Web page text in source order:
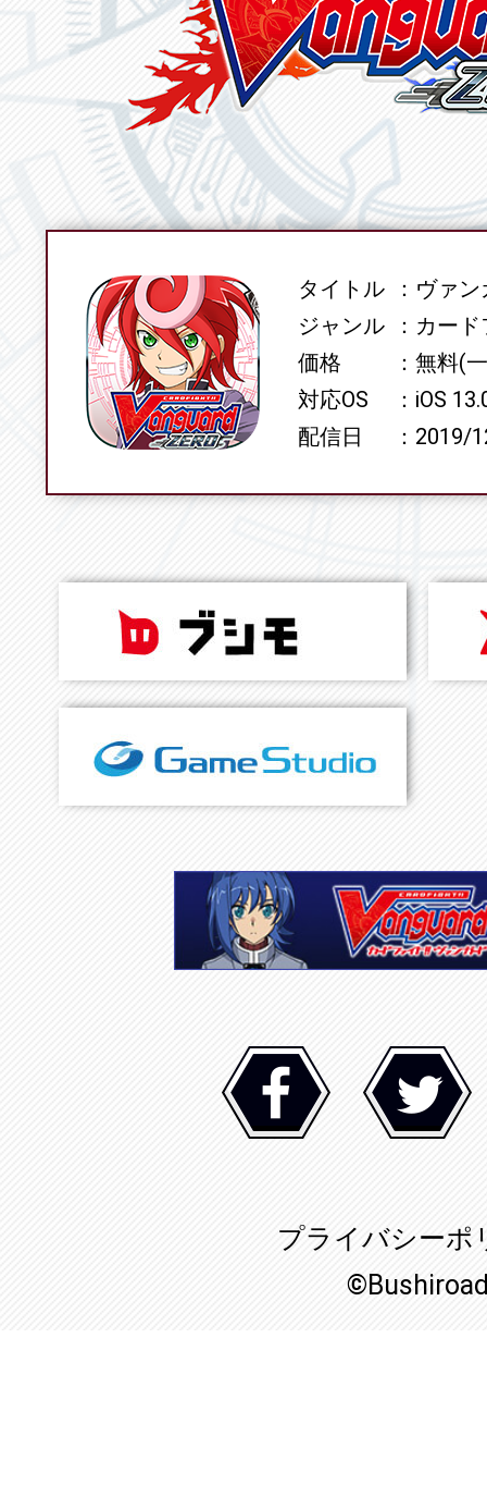
SPECタイトル
ヴァン
ジャンル
カード
価格
無料(
対応OS
iOS
配信日
2019/
プライバシーポ